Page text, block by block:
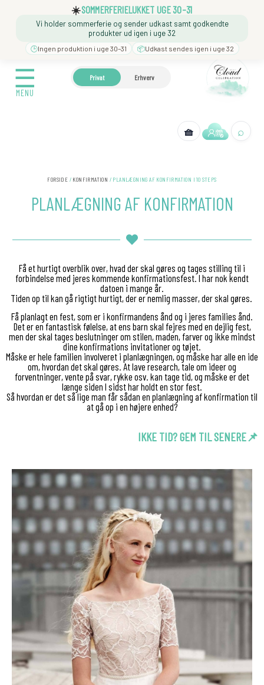
☀️SOMMERFERIELUKKET UGE 30–31
Vi holder sommerferie og sender udkast samt godkendte
produkter ud igen i uge 32
🕒Ingen produktion i uge 30–31 📦Udkast sendes igen i uge 32
☰
MENU
Privat Erhverv
🧺 ⌕
🍼 BARNEDÅB ❓️ BESØG VORES
FORSIDE / KONFIRMATION / PLANLÆGNING AF KONFIRMATION I 10 STEPS
PLANLÆGNING AF KONFIRMATION
Få et hurtigt overblik over, hvad der skal gøres og tages stilling til i
forbindelse med jeres kommende konfirmationsfest. I har nok kendt
datoen i mange år.
Tiden op til kan gå rigtigt hurtigt, der er nemlig masser, der skal gøres.
Få planlagt en fest, som er i konfirmandens ånd og i jeres families ånd.
Det er en fantastisk følelse, at ens barn skal fejres med en dejlig fest,
men der skal tages beslutninger om stilen, maden, farver og ikke mindst
dine konfirmations invitationerog tøjet.
Måske er hele familien involveret i planlægningen, og måske har alle en ide
om, hvordan det skal gøres. At lave research, tale om ideer og
forventninger, vente på svar, rykke osv. kan tage tid, og måske er det
længe siden I sidst har holdt en stor fest.
Så hvordan er det så lige man får sådan en planlægning af konfirmation til
at gå op i en højere enhed?
IKKE TID? GEM TIL SENERE📌